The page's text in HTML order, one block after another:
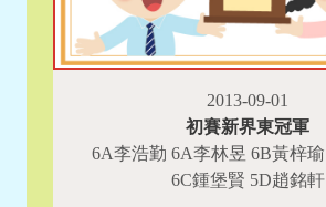
2013-09-01
初賽新界東冠軍
6A李浩勤 6A李林昱 6B黃梓
6C鍾堡賢 5D趙銘軒